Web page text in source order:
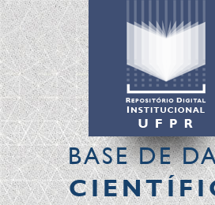
BASE DE